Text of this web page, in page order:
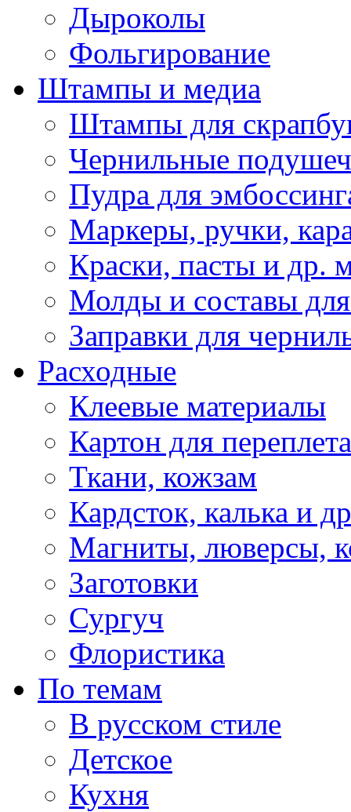
Дыроколы
Фольгирование
Штампы и медиа
Штампы для
Чернильные
Пудра для
Маркеры, ручки,
Краски, пасты и др.
Молды и составы
Заправки для
Расходные
Клеевые материалы
Картон для переплета
Ткани, кожзам
Кардсток, калька и
Магниты, люверсы,
Заготовки
Сургуч
Флористика
По темам
В русском стиле
Детское
Кухня